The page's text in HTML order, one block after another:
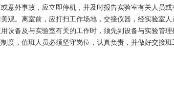
外事故，应立即停机，并及时报告实验室有关人员或
。离室前，应打扫工作场地，交接仪器，经实验室人
备及与实验室有关的工作时，须先到设备与实验管理
，值班人员必须坚守岗位，认真负责，并做好交接班